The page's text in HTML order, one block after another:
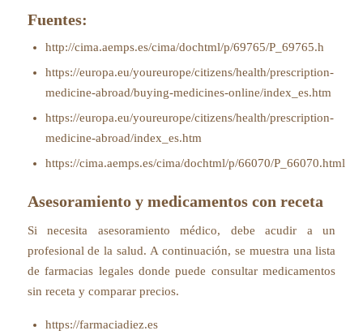
Fuentes:
http://cima.aemps.es/cima/dochtml/p/69765/P_69765.h
https://europa.eu/youreurope/citizens/health/prescription-
medicine-abroad/buying-medicines-online/index_es.htm
https://europa.eu/youreurope/citizens/health/prescription-
medicine-abroad/index_es.htm
https://cima.aemps.es/cima/dochtml/p/66070/P_66070.html
Asesoramiento y medicamentos con receta
Si necesita asesoramiento médico, debe acudir a un
profesional de la salud. A continuación, se muestra una lista
de farmacias legales donde puede consultar medicamentos
sin receta y comparar precios.
https://farmaciadiez.es